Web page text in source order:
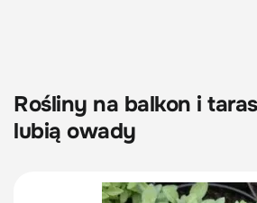
Rośliny na balkon i
lubią owady